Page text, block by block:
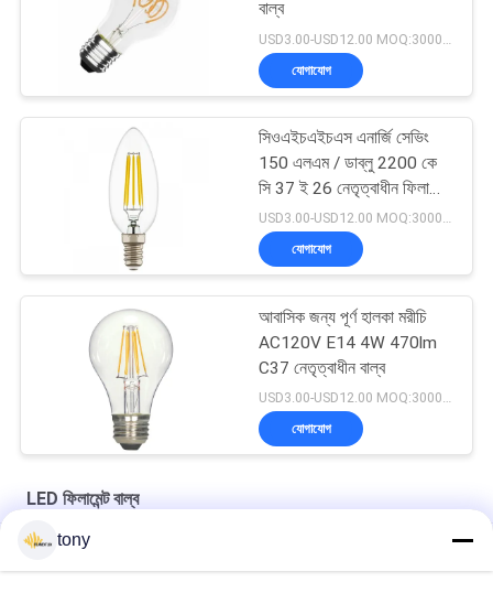
বাল্ব
যোগাযোগ
সিওএইচএইচএস এনার্জি সেভিং
150 এলএম / ডাব্লু 2200 কে
সি 37 ই 26 নেতৃত্বাধীন ফিলামেন্ট
বাল্ব
USD3.00-USD12.00 MOQ:3000pcs
যোগাযোগ
আবাসিক জন্য পূর্ণ হালকা মরীচি
AC120V E14 4W 470lm
C37 নেতৃত্বাধীন বাল্ব
USD3.00-USD12.00 MOQ:3000pcs
যোগাযোগ
LED ফিলামেন্ট বাল্ব
গ্লাস 360 ডিগ্রি উষ্ণ হোয়াইট G45 2W E27 এলইডি ফিলমেন্ট বাল্ব
tony